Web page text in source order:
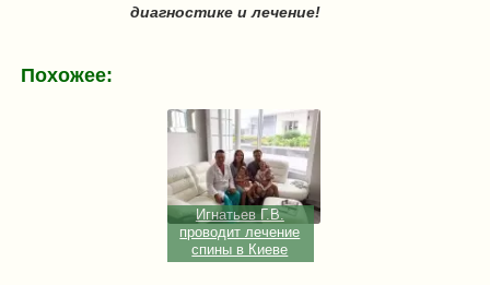
диагностике и лечение!
Похожее:
Игнатьев Г.В.
проводит лечение
спины в Киеве